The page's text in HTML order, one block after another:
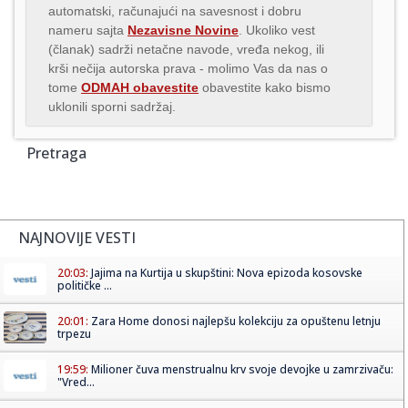
automatski, računajući na savesnost i dobru
nameru sajta Nezavisne Novine . Ukoliko vest
(članak) sadrži netačne navode, vređa nekog, ili
krši nečija autorska prava - molimo Vas da nas o
tome ODMAH obavestite obavestite kako bismo
uklonili sporni sadržaj.
Pretraga
NAJNOVIJE VESTI
20:03: Jajima na Kurtija u skupštini: Nova epizoda kosovske
političke ...
20:01: Zara Home donosi najlepšu kolekciju za opuštenu letnju
trpezu
19:59: Milioner čuva menstrualnu krv svoje devojke u zamrzivaču:
"Vred...